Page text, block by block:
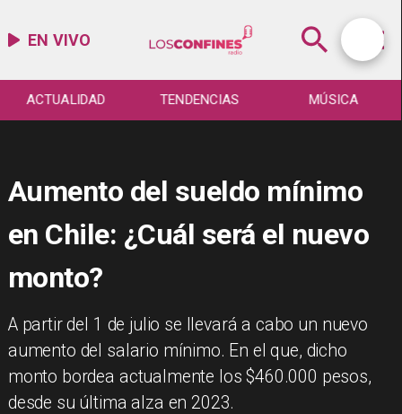
EN VIVO
ACTUALIDAD TENDENCIAS MÚSICA
Aumento del sueldo mínimo
en Chile: ¿Cuál será el nuevo
monto?
A partir del 1 de julio se llevará a cabo un nuevo
aumento del salario mínimo. En el que, dicho
monto bordea actualmente los $460.000 pesos,
desde su última alza en 2023.